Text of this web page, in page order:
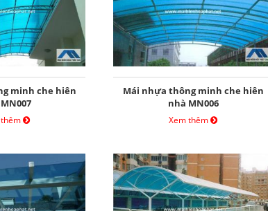
minh che hiên
Mái nhựa thông minh che hiên
nhà MN006
Xem thêm